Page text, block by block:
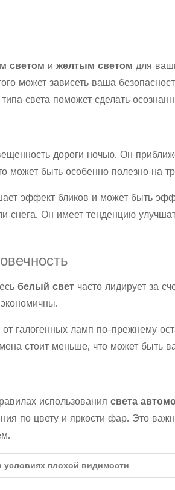
светом и желтым светом для
может зависеть ваша
света поможет сделать
дороги ночью. Он
может быть особенно полезно на
эффект бликов и может быть
снега. Он имеет тенденцию
белый свет часто лидирует за
от галогенных ламп по-прежнему
стоит меньше, что может быть
использования света
по цвету и яркости фар. Это
плохой видимости